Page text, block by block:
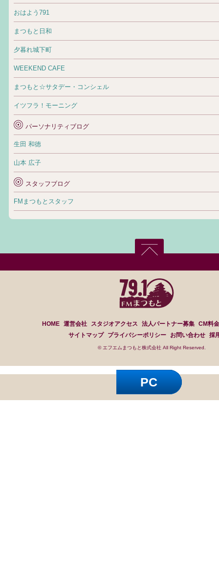
おはよう791
まつもと日和
夕暮れ城下町
WEEKEND CAFE
まつもと☆サタデー・コンシェル
イツフラ！モーニング
パーソナリティブログ
生田 和徳
山本 広子
スタッフブログ
FMまつもとスタッフ
HOME 運営会社 スタジオアクセス 法人パートナー募集 CM料
サイトマップ
プライバシーポリシー お問い合わせ 採
© エフエムまつもと株式会社 All Right Reserved.
PC